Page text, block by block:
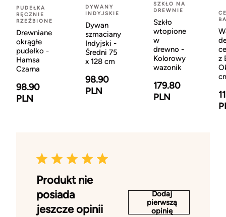
PUDEŁKA
RĘCZNIE
RZEŹBIONE
Drewniane
okrągłe
pudełko -
Hamsa
Czarna
98.90
PLN
DYWANY
INDYJSKIE
Dywan
szmaciany
Indyjski -
Średni 75
x 128 cm
98.90
PLN
SZKŁO NA
DREWNIE
Szkło
wtopione
w
drewno -
Kolorowy
wazonik
179.80
PLN
z
Produkt nie
posiada
jeszcze opinii
Dodaj
pierwszą
opinię